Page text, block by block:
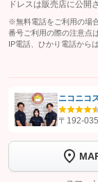
ドレスは販売店に公開
※無料電話をご利用の場
番号ご利用の際の注意点
IP電話、ひかり電話から
【STEP1】 認証画面で
トーク画面
完了してく
ニコニコ
〒192-